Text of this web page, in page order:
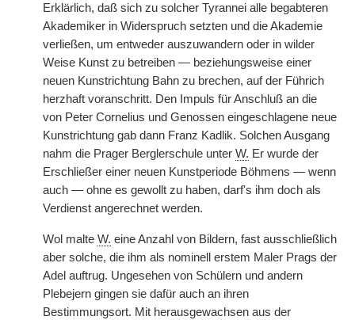
Erklärlich, daß sich zu solcher Tyrannei alle begabteren
Akademiker in Widerspruch setzten und die Akademie
verließen, um entweder auszuwandern oder in wilder
Weise Kunst zu betreiben — beziehungsweise einer
neuen Kunstrichtung Bahn zu brechen, auf der Führich
herzhaft voranschritt. Den Impuls für Anschluß an die
von Peter Cornelius und Genossen eingeschlagene neue
Kunstrichtung gab dann Franz Kadlik. Solchen Ausgang
nahm die Prager Berglerschule unter W. Er wurde der
Erschließer einer neuen Kunstperiode Böhmens — wenn
auch — ohne es gewollt zu haben, darf's ihm doch als
Verdienst angerechnet werden.
Wol malte W. eine Anzahl von Bildern, fast ausschließlich
aber solche, die ihm als nominell erstem Maler Prags der
Adel auftrug. Ungesehen von Schülern und andern
Plebejern gingen sie dafür auch an ihren
Bestimmungsort. Mit herausgewachsen aus der